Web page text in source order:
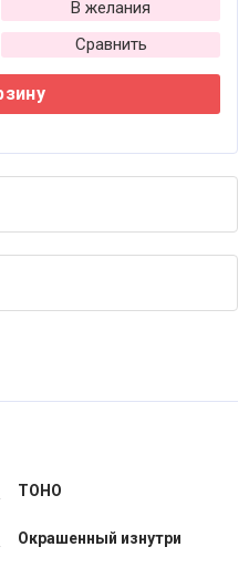
В желания
Сравнить
TOHO
Окрашенный изнутри